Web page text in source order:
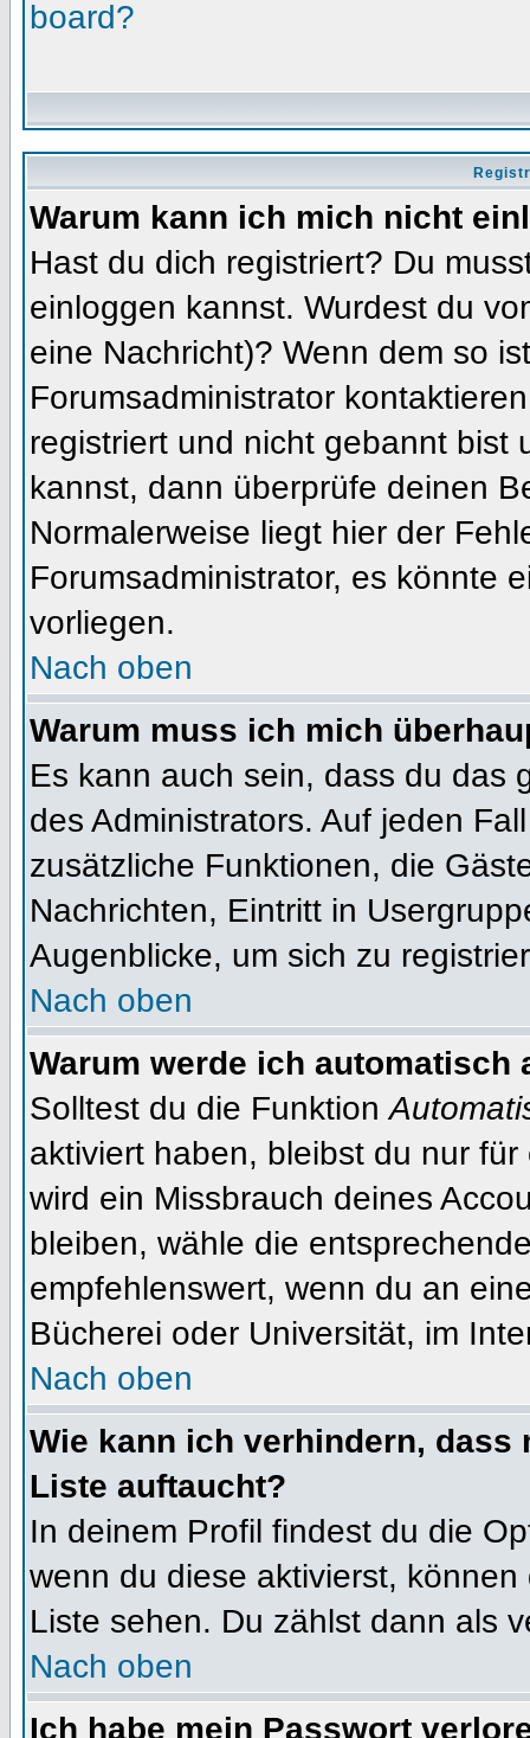
board?
Warum kann ich mich nicht
Hast du dich registriert? Du
einloggen kannst. Wurdest du
eine Nachricht)? Wenn dem so
Forumsadministrator
registriert und nicht gebannt bist
kannst, dann überprüfe deinen
Normalerweise liegt hier der
Forumsadministrator, es könnte
vorliegen.
Nach oben
Warum muss ich mich
Es kann auch sein, dass du das
des Administrators. Auf jeden
zusätzliche Funktionen, die
Nachrichten, Eintritt in
Augenblicke, um sich zu
Nach oben
Warum werde ich automatisch
Solltest du die Funktion
aktiviert haben, bleibst du nur
wird ein Missbrauch deines
bleiben, wähle die
empfehlenswert, wenn du an
Bücherei oder Universität, im
Nach oben
Wie kann ich verhindern, dass
Liste auftaucht?
In deinem Profil findest du die
wenn du diese aktivierst,
Liste sehen. Du zählst dann als
Nach oben
Ich habe mein Passwort